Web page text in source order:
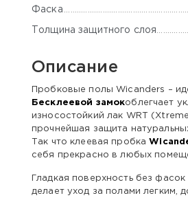
Фаска
Толщина защитного слоя
Описание
Пробковые полы Wicanders –
Бесклеевой замокоблегчает
износостойкий лак WRT
прочнейшая защита
Так что клеевая пробка
себя прекрасно в любых
Гладкая поверхность без фасок
делает уход за полами легким,